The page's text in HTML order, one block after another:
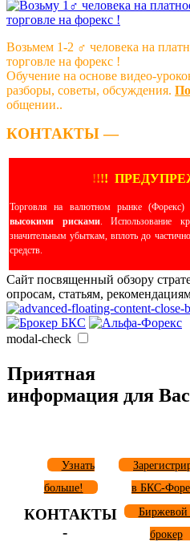
Возьмем 1-2 ‍♂️ человека на
торговле на форекс !
Обучение на основе видео-
разборы, советы, обсуждения.
общении..
КОНТАКТЫ —
!!!!
Торговля на валютном рынке
высокими рисками. Использование
значительным убыткам, вплоть до
средств.
Сайт посвященный обзору
опросам, статьям,
modal-check
Приятная
информация для
Узнать
больше!
в БКС-
КОНТАКТЫ
-
брокер